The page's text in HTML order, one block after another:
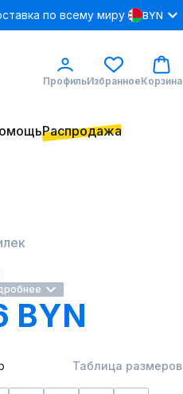
по всему миру BYN
ПрофильИзбранноеКорзина
Распродажа
BYN
Таблица размеров